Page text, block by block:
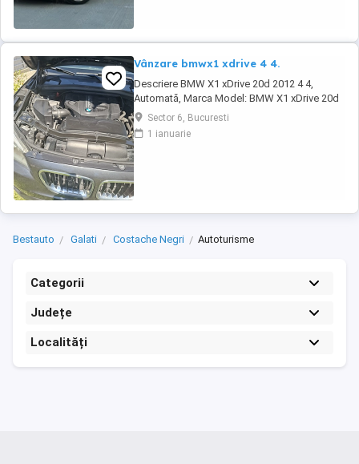
Vânzare bmwx1 xdrive 4 4.
Descriere BMW X1 xDrive 20d 2012 4 4,
Automată, Marca Model: BMW X1 xDrive 20d
(motorizare diesel, 190 CP, 4 4, transmisie
automată) An fabricație: noiembrie 2012
Kilometraj: 215.000 km Culoare: gri scaune
Sector 6, Bucuresti
1 ianuarie
Bestauto Galati Costache Negri Autoturisme
Categorii
Județe
Localități